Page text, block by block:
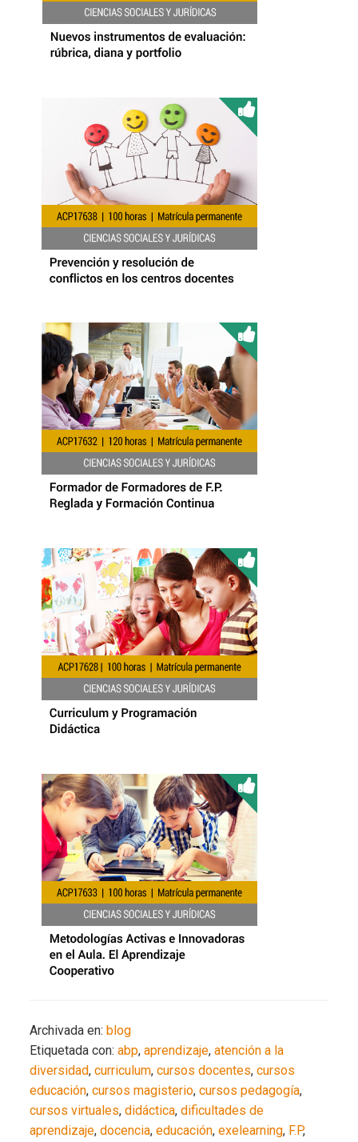
Archivada en: blog
Etiquetada con:abp,aprendizaje,atención a la
diversidad,curriculum,cursos docentes,cursos
educación,cursos magisterio,cursos pedagogía,
cursos virtuales,didáctica,dificultades de
aprendizaje,docencia,educación,exelearning, F.P,